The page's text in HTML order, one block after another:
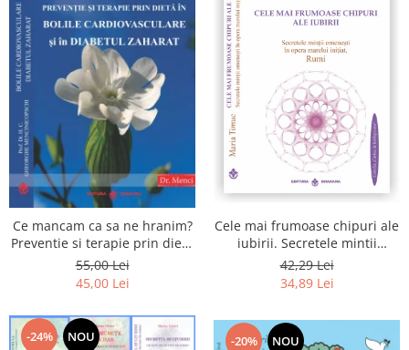
Ce mancam ca sa ne hranim?
Preventie si terapie prin dieta
in bolile cardiovasculare si in
diabetul zaharat
55,00 Lei
45,00 Lei
Cele mai frumoase chipuri ale
iubirii. Secretele mintii
omenesti in opera marelui
initiat, Rumi
42,29 Lei
34,89 Lei
-24% NOU -20% NOU